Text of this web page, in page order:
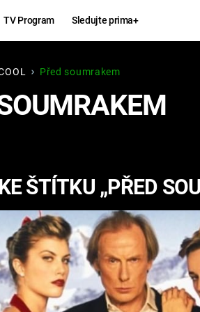
TV Program Sledujte prima+
Zábava
CHUCK
NORRIS
Před soumrakem
ŠTÍTKU „PŘED